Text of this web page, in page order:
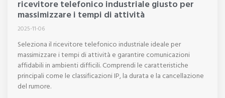
ricevitore telefonico industriale giusto per
massimizzare i tempi di attività
2025-11-06
Seleziona il ricevitore telefonico industriale ideale per
massimizzare i tempi di attività e garantire comunicazioni
affidabili in ambienti difficili. Comprendi le caratteristiche
principali come le classificazioni IP, la durata e la cancellazione
del rumore.